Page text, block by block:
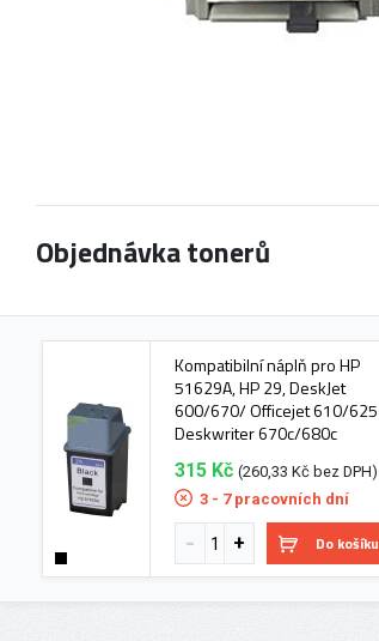
Objednávka tonerů
Kompatibilní náplň pro HP
51629A, HP 29, DeskJet
600/670/ Officejet 610/625
Deskwriter 670c/680c
315 Kč (260,33 Kč bez DPH)
3 - 7 pracovních dní
Do košíku